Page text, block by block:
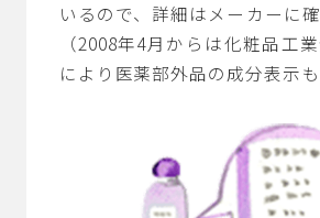
いるので、詳細はメーカーに確
（2008年4月からは化粧品工
により医薬部外品の成分表示も